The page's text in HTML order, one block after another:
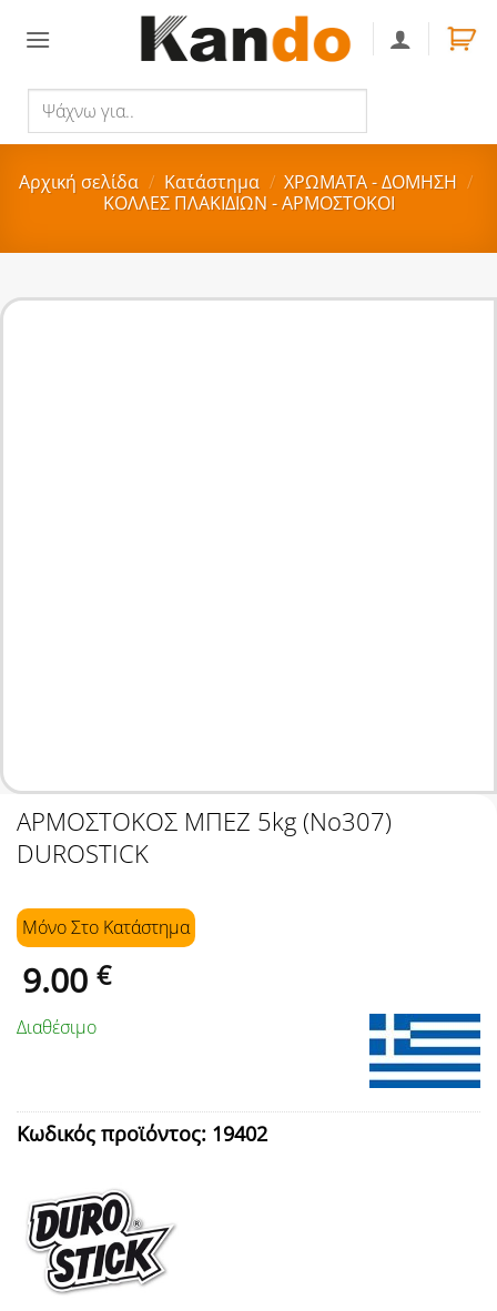
για..
Αρχική σελίδα / Κατάστημα / ΧΡΩΜΑΤΑ - ΔΟΜΗΣΗ /
ΚΟΛΛΕΣ ΠΛΑΚΙΔΙΩΝ - ΑΡΜΟΣΤΟΚΟΙ
ΑΡΜΟΣΤΟΚΟΣ ΜΠΕΖ 5kg (No307)
DUROSTICK
Μόνο Στo Κατάστημα
9.00 €
Διαθέσιμο
Κωδικός προϊόντος: 19402